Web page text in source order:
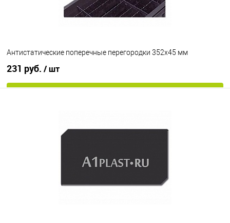
Антистатические поперечные перегородки 352х45 мм
231 руб. / шт